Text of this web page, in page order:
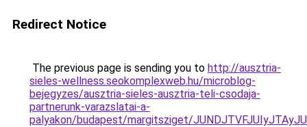
Redirect Notice
The previous page is sending you to http://ausztria-
sieles-wellness.seokomplexweb.hu/microblog-
bejegyzes/ausztria-sieles-ausztria-teli-csodaja-
partnerunk-varazslatai-a-
palyakon/budapest/margitsziget/